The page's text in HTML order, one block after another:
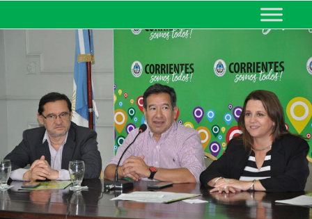
MINISTERIO DE EDUCACIÓN
DE CORRIENTES